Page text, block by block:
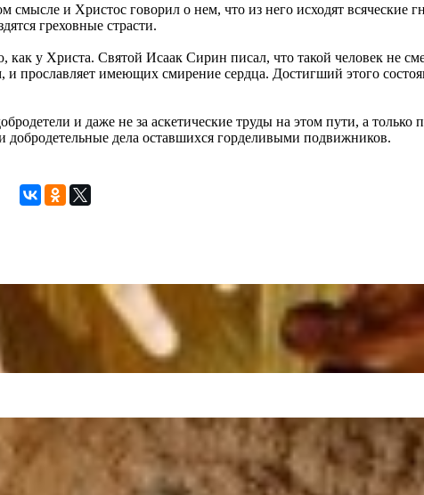
и Христос говорил о нем, что из него исходят всяческие
греховные страсти.
у Христа. Святой Исаак Сирин писал, что такой человек не
прославляет имеющих смирение сердца. Достигший этого
и даже не за аскетические труды на этом пути, а
дела оставшихся горделивыми подвижников.